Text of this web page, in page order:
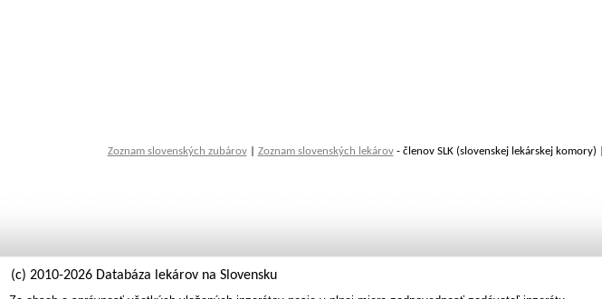
Zoznam slovenských zubárov| Zoznam slovenských lekárov- členov SLK (slovenskej lekárskej komory) |
(c) 2010-2026 Databáza lekárov na Slovensku